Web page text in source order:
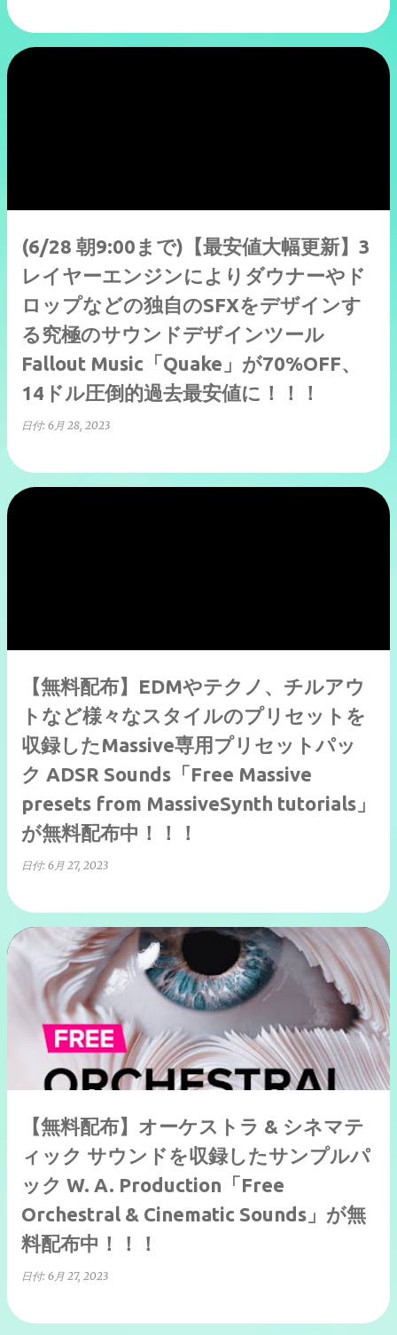
(6/28 朝9:00まで)【最安値大幅更新】3
レイヤーエンジンによりダウナーやド
ロップなどの独自のSFXをデザインす
る究極のサウンドデザインツール
Fallout Music「Quake」が70%OFF、
14ドル圧倒的過去最安値に！！！
日付: 6月 28, 2023
【無料配布】EDMやテクノ、チルアウ
トなど様々なスタイルのプリセットを
収録したMassive専用プリセットパッ
ク ADSR Sounds「Free Massive
presets from MassiveSynth tutorials」
が無料配布中！！！
日付: 6月 27, 2023
【無料配布】オーケストラ & シネマテ
ィック サウンドを収録したサンプルパ
ック W. A. Production「Free
Orchestral & Cinematic Sounds」が無
料配布中！！！
日付: 6月 27, 2023